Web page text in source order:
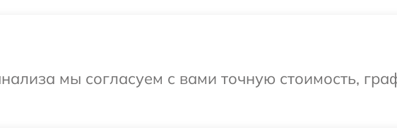
мы согласуем с вами точную стоимость,